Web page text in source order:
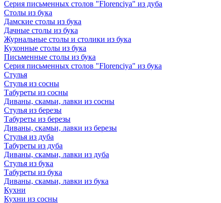
Серия письменных столов "Florenciya" из дуба
Столы из бука
Дамские столы из бука
Дачные столы из бука
Журнальные столы и столики из бука
Кухонные столы из бука
Письменные столы из бука
Серия письменных столов "Florenciya" из бука
Стулья
Стулья из сосны
Табуреты из сосны
Диваны, скамьи, лавки из сосны
Стулья из березы
Табуреты из березы
Диваны, скамьи, лавки из березы
Стулья из дуба
Табуреты из дуба
Диваны, скамьи, лавки из дуба
Стулья из бука
Табуреты из бука
Диваны, скамьи, лавки из бука
Кухни
Кухни из сосны